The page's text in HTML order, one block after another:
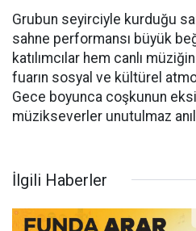
Grubun seyirciyle kurduğu
sahne performansı büyük
katılımcılar hem canlı
fuarın sosyal ve kültürel
Gece boyunca coşkunun
müzikseverler unutulmaz
İlgili Haberler